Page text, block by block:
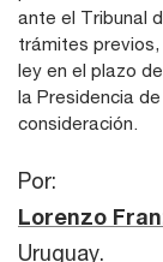
ante el Tribunal
trámites
ley en el plazo
la Presidencia
consideración.
Por:
Lorenzo
Uruguay.